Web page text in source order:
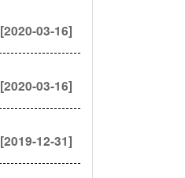
[2020-03-16]
[2020-03-16]
[2019-12-31]